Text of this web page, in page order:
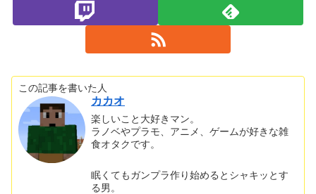
この記事を書いた人
カカオ
楽しいこと大好きマン。
ラノベやプラモ、アニメ、ゲームが好きな雑
食オタクです。
眠くてもガンプラ作り始めるとシャキッとす
る男。